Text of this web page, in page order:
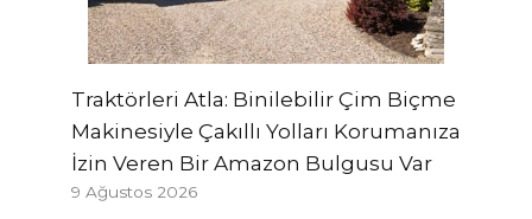
Traktörleri Atla: Binilebilir Çim Biçme
Makinesiyle Çakıllı Yolları Korumanıza
İzin Veren Bir Amazon Bulgusu Var
9 Ağustos 2026